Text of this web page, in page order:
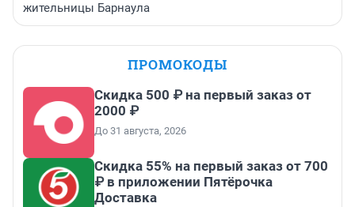
жительницы Барнаула
ПРОМОКОДЫ
Скидка 500 ₽ на первый заказ от
2000 ₽
До 31 августа, 2026
Скидка 55% на первый заказ от 700
₽ в приложении Пятёрочка
Доставка